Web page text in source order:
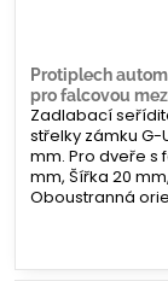
Protiplech
pro falcovou
Zadlabací
střelky zámku G-
mm. Pro dveře s
mm, Šířka 20
Oboustranná